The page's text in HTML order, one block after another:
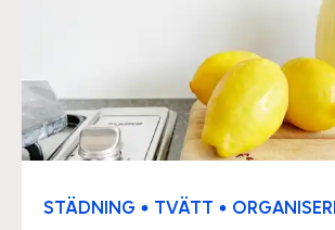
STÄDNING • TVÄTT •